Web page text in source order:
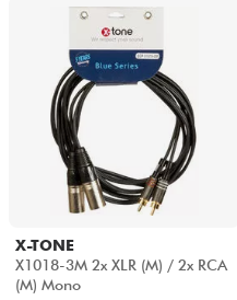
X-TONE
X1018-3M 2x XLR (M) / 2x RCA
(M) Mono